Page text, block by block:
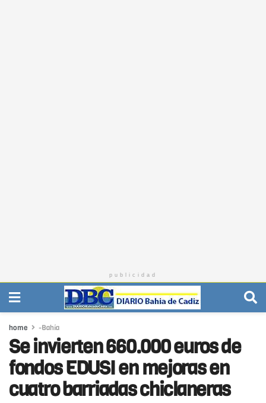
publicidad
home -Bahía
Se invierten 660.000 euros de
fondos EDUSI en mejoras en
cuatro barriadas chiclaneras